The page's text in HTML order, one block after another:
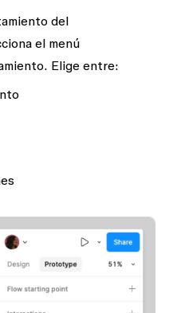
del
el menú
. Elige entre: